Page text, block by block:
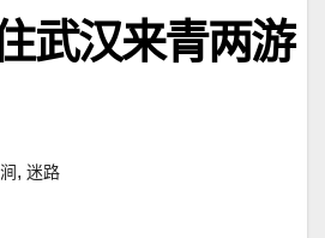
武汉来青两游
, 迷路